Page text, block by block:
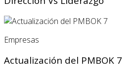
Empresas
Actualización del PMBOK 7